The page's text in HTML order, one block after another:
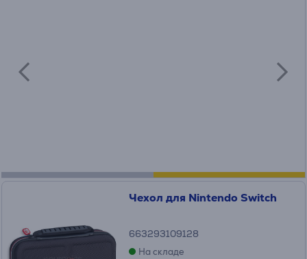
Чехол для Nintendo Switch
663293109128
На складе